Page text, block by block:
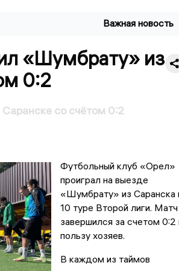
Важная новость
«Шумбрату» из
0:2
со счётом 0:2
Футбольный клуб «Орел»
проиграл на выезде
«Шумбрату» из Саранска
10 туре Второй лиги. Матч
завершился за счетом 0:2
пользу хозяев.
В каждом из таймов